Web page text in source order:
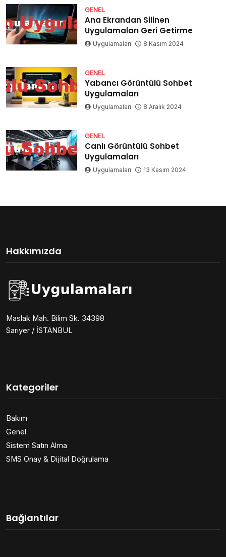
GENEL
Ana Ekrandan Silinen
Uygulamaları Geri Getirme
Uygulamaları 8 Kasım 2024
GENEL
Yabancı Görüntülü Sohbet
Uygulamaları
Uygulamaları 8 Aralık 2024
GENEL
Canlı Görüntülü Sohbet
Uygulamaları
Uygulamaları 13 Kasım 2024
Hakkımızda
Maslak Mah. Bilim Sk. 34398
Sarıyer / İSTANBUL
Kategoriler
Bakım
Genel
Sistem Satın Alma
SMS Onay & Dijital Doğrulama
Bağlantılar